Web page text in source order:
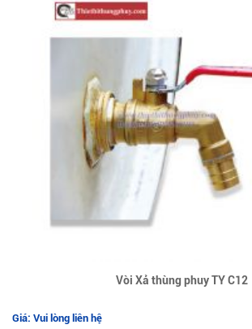
Vòi Xả thùng phuy TY C12
Giá: Vui lòng liên hệ